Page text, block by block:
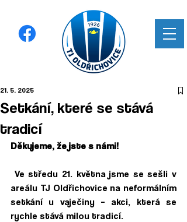
Setkání, které se stává
tradicí
21. 5. 2025
Děkujeme, že jste s námi!
areálu TJ Oldřichovice na neformálním
setkání u vaječiny – akci, která se
rychle stává milou tradicí.